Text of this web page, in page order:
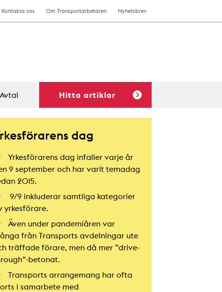
Kontakta oss Om Transportarbetaren Nyhetsbrev
Hitta artiklar
dag
Yrkesförarens dag infaller varje år
9 september och har varit temadag
2015.
9/9 inkluderar samtliga kategorier
yrkesförare.
Även under pandemiåren var
från Transports avdelningar ute
träffade förare, men då mer ”drive-
betonat.
Transports arrangemang har ofta
i samarbete med